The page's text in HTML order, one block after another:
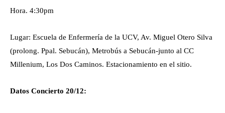
Hora. 4:30pm
Lugar: Escuela de Enfermería de la UCV, Av. Miguel Otero Silva
(prolong. Ppal. Sebucán), Metrobús a Sebucán-junto al CC
Millenium, Los Dos Caminos. Estacionamiento en el sitio.
Datos Concierto 20/12: